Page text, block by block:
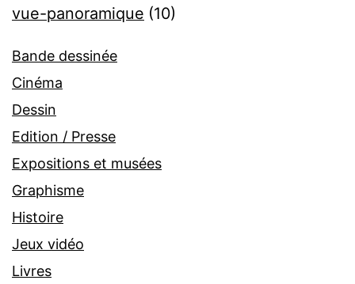
vue-panoramique (10)
Bande dessinée
Cinéma
Dessin
Edition / Presse
Expositions et musées
Graphisme
Histoire
Jeux vidéo
Livres